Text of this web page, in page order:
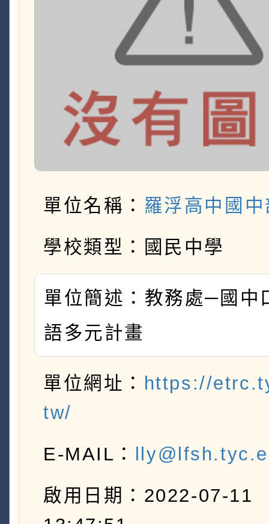
單位名稱： 羅浮高中國
學校類型：國民中學
單位簡述：教務處─國中
語多元計畫
單位網址： https://
tw/
E-MAIL：
啟用日期：2022-07-11